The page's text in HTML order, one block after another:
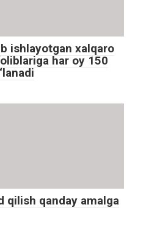
ishlayotgan xalqaro
har oy 150
qilish qanday amalga